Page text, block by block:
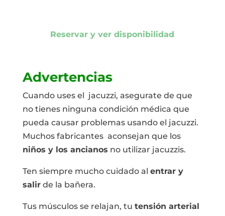
Reservar y ver disponibilidad
Advertencias
Cuando uses el jacuzzi, asegurate de que
no tienes ninguna condición médica que
pueda causar problemas usando el jacuzzi.
Muchos fabricantes aconsejan que los
niños y los ancianos no utilizar jacuzzis.
Ten siempre mucho cuidado al entrar y
salirde la bañera.
Tus músculos se relajan, tu tensión arterial